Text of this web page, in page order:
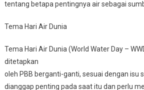
tentang betapa pentingnya air sebagai
Tema Hari Air Dunia
Tema Hari Air Dunia (World Water Day –
ditetapkan
oleh PBB berganti-ganti, sesuai dengan isu
dianggap penting pada saat itu dan perlu